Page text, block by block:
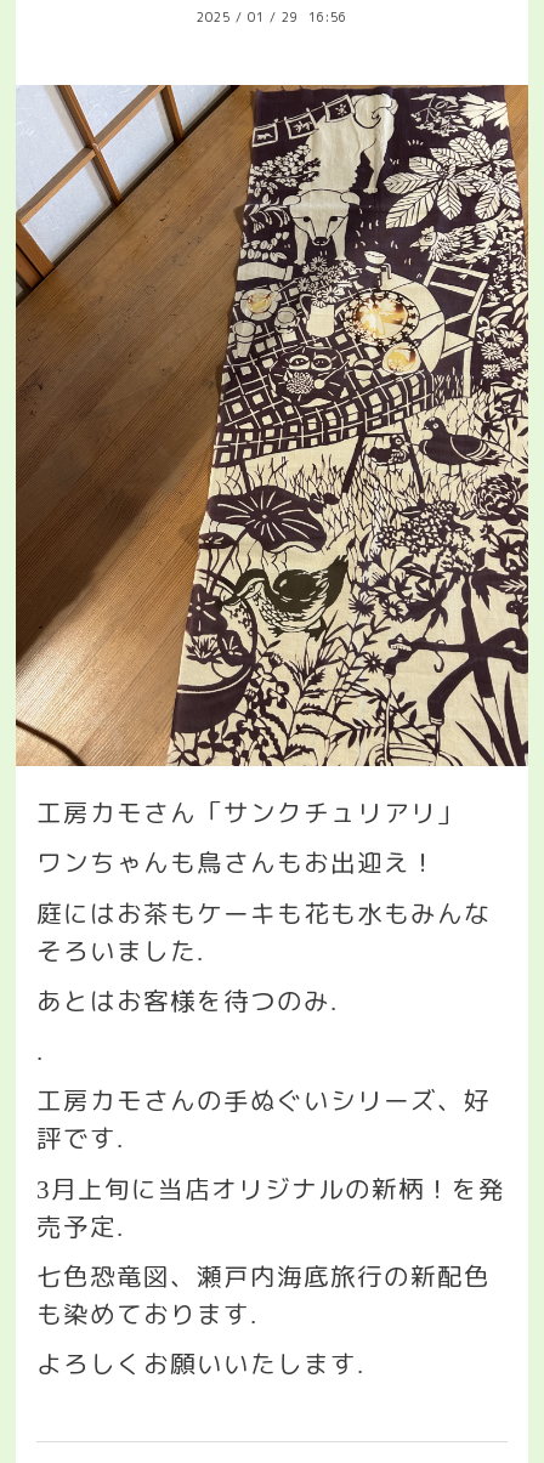
2025 / 01 / 29 16:56
工房カモさん「サンクチュリアリ」
ワンちゃんも鳥さんもお出迎え！
庭にはお茶もケーキも花も水もみんな
そろいました.
あとはお客様を待つのみ.
.
工房カモさんの手ぬぐいシリーズ、好
評です.
3月上旬に当店オリジナルの新柄！を発
売予定.
七色恐竜図、瀬戸内海底旅行の新配色
も染めております.
よろしくお願いいたします.